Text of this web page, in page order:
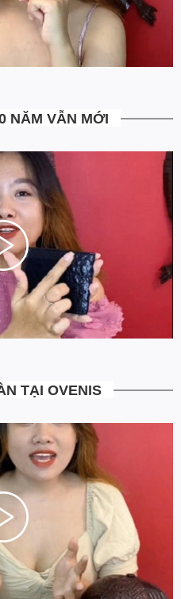
khi thanh toán để tránh nhận
còn có chính sách đổi trả
hàng (Xem chi tiết).
website là tất cả những gì
như không phân phối qua
chi phí vận hành (hàng sản
trực tiếp tới tay người sử
lượng sản phẩm và nâng cao
NĂM VẪN MỚI
TẠI OVENIS